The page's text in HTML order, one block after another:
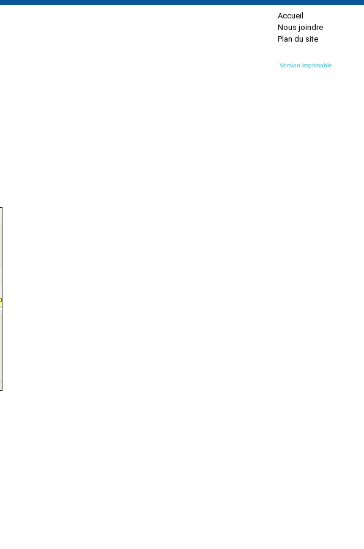
Accueil
Nous joindre
Plan du site
Version imprimable